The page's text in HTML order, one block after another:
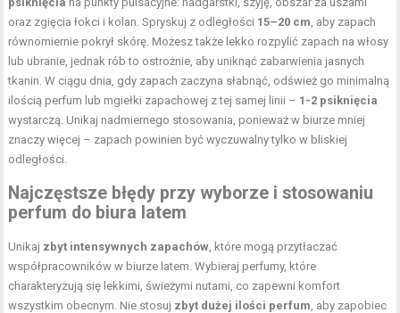
oraz zgięcia łokci i kolan. Spryskuj z odległości 15–20 cm , aby zapach
równomiernie pokrył skórę. Możesz także lekko rozpylić zapach na włosy
lub ubranie, jednak rób to ostrożnie, aby uniknąć zabarwienia jasnych
tkanin. W ciągu dnia, gdy zapach zaczyna słabnąć, odśwież go minimalną
ilością perfum lub mgiełki zapachowej z tej samej linii – 1-2 psiknięcia
wystarczą. Unikaj nadmiernego stosowania, ponieważ w biurze mniej
znaczy więcej – zapach powinien być wyczuwalny tylko w bliskiej
odległości.
Najczęstsze błędy przy wyborze i stosowaniu
perfum do biura latem
Unikaj zbyt intensywnych zapachów , które mogą przytłaczać
współpracowników w biurze latem. Wybieraj perfumy, które
charakteryzują się lekkimi, świeżymi nutami, co zapewni komfort
wszystkim obecnym. Nie stosuj zbyt dużej ilości perfum , aby zapobiec